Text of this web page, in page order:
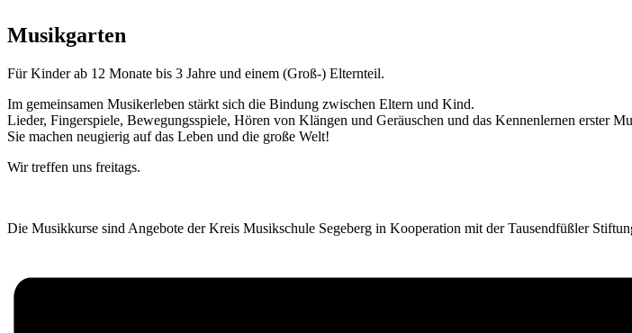
Musikgarten
Für Kinder ab 12 Monate bis 3 Jahre und einem (Groß-) Elternteil.
Im gemeinsamen Musikerleben stärkt sich die Bindung zwischen Eltern und Kind.
Lieder, Fingerspiele, Bewegungsspiele, Hören von Klängen und Geräuschen und das Kennenlernen erster
Sie machen neugierig auf das Leben und die große Welt!
Wir treffen uns freitags.
Die Musikkurse sind Angebote der Kreis Musikschule Segeberg in Kooperation mit der Tausendfüßler